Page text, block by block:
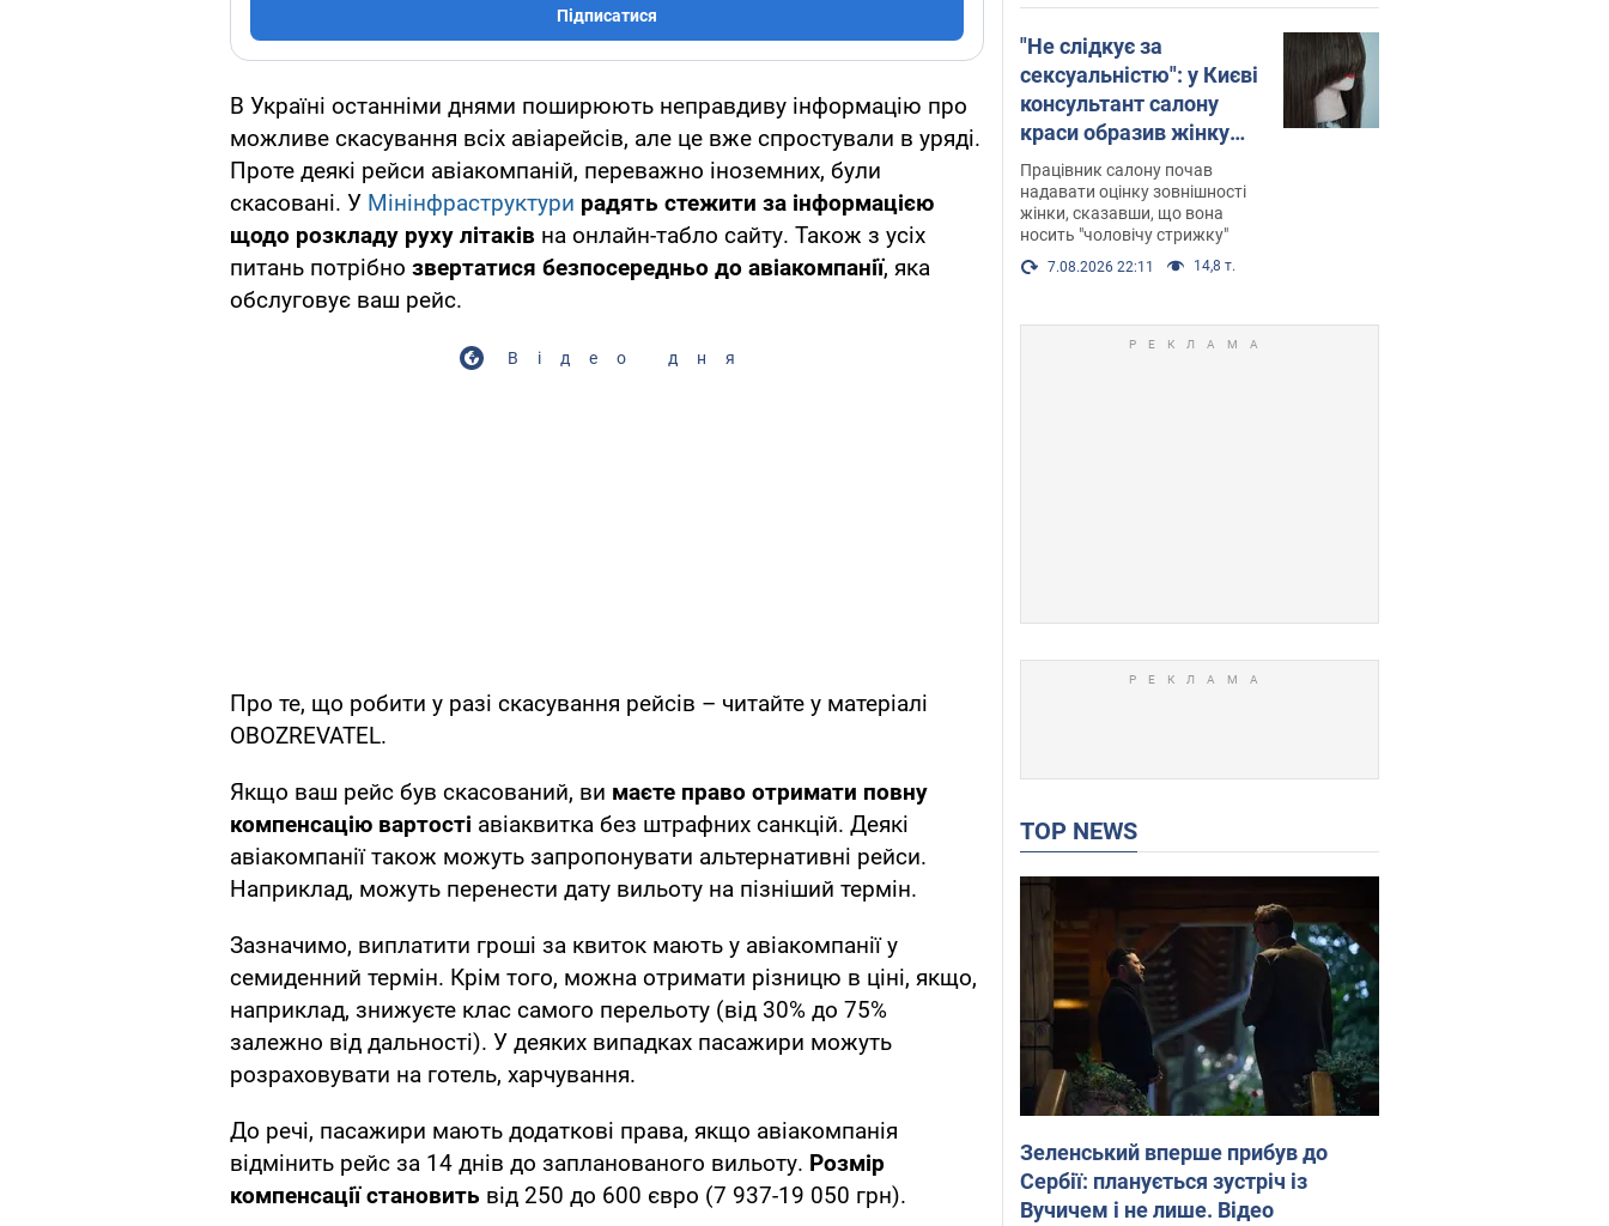
Підписатися
В Україні останніми днями поширюють неправдиву інформацію про
можливе скасування всіх авіарейсів, але це вже спростували в уряді.
Проте деякі рейси авіакомпаній, переважно іноземних, були
скасовані. У Мінінфраструктури радять стежити за інформацією
щодо розкладу руху літаків на онлайн-табло сайту. Також з усіх
питань потрібно звертатися безпосередньо до авіакомпанії, яка
обслуговує ваш рейс.
Відео дня
Про те, що робити у разі скасування рейсів – читайте у матеріалі
OBOZREVATEL.
Якщо ваш рейс був скасований, ви маєте право отримати повну
компенсацію вартості авіаквитка без штрафних санкцій. Деякі
авіакомпанії також можуть запропонувати альтернативні рейси.
Наприклад, можуть перенести дату вильоту на пізніший термін.
Зазначимо, виплатити гроші за квиток мають у авіакомпанії у
семиденний термін. Крім того, можна отримати різницю в ціні, якщо,
наприклад, знижуєте клас самого перельоту (від 30% до 75%
залежно від дальності). У деяких випадках пасажири можуть
розраховувати на готель, харчування.
До речі, пасажири мають додаткові права, якщо авіакомпанія
відмінить рейс за 14 днів до запланованого вильоту. Розмір
компенсації становить від 250 до 600 євро (7 937-19 050 грн).
"Не слідкує за
сексуальністю": у Києві
консультант салону
краси образив жінку
після хімієтерапії,
розгорівся скандал.
Фото
Працівник салону почав
надавати оцінку зовнішності
жінки, сказавши, що вона
носить "чоловічу стрижку"
7.08.2026 22:11 14,8 т.
TOP NEWS
Зеленський вперше прибув до
Сербії: планується зустріч із
Вучичем і не лише. Відео